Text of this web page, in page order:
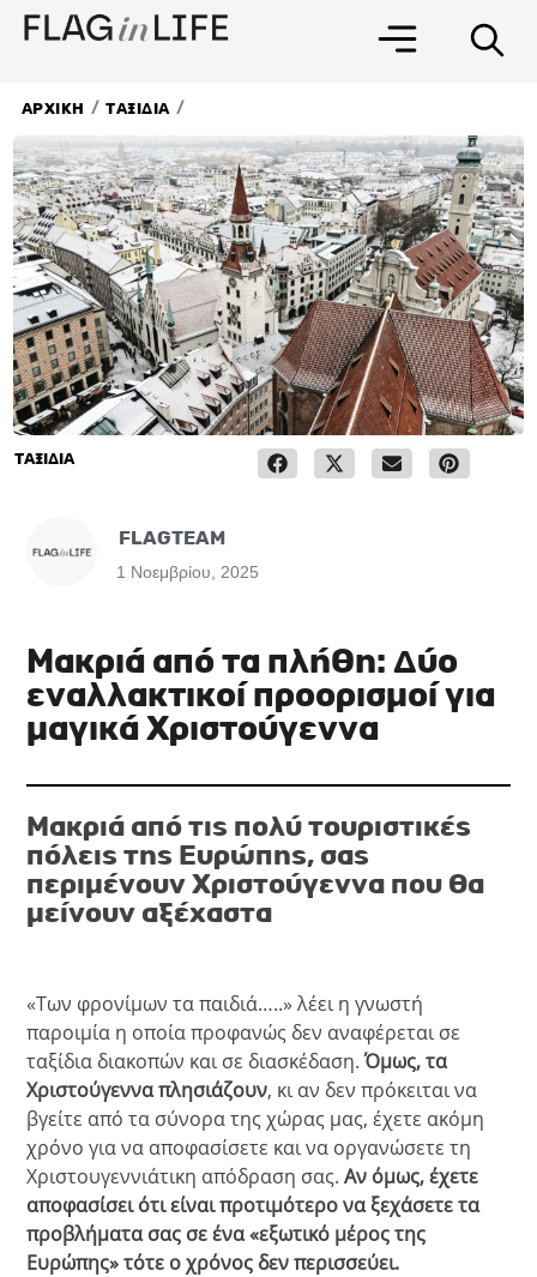
Μετάβαση
στο
ΑΡΧΙΚΗ / ΤΑΞΙΔΙΑ /
ΤΑΞΙΔΙΑ
FLAGTEAM
1 Νοεμβρίου, 2025
Μακριά από τα πλήθη: Δύο
εναλλακτικοί προορισμοί για
μαγικά Χριστούγεννα
Μακριά από τις πολύ τουριστικές
πόλεις της Ευρώπης, σας
περιμένουν Χριστούγεννα που θα
μείνουν αξέχαστα
«Των φρονίμων τα παιδιά…..» λέει η γνωστή
παροιμία η οποία προφανώς δεν αναφέρεται σε
ταξίδια διακοπών και σε διασκέδαση.Όμως, τα
Χριστούγεννα πλησιάζουν, κι αν δεν πρόκειται να
βγείτε από τα σύνορα της χώρας μας, έχετε ακόμη
χρόνο για να αποφασίσετε και να οργανώσετε τη
Χριστουγεννιάτικη απόδραση σας.Αν όμως, έχετε
αποφασίσει ότι είναι προτιμότερο να ξεχάσετε τα
προβλήματα σας σε ένα «εξωτικό μέρος της
Ευρώπης» τότε ο χρόνος δεν περισσεύει.